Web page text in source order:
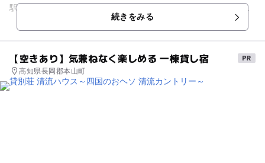
駅」のあった場所に位置し、北には四国最大の前方後円墳「富
田茶臼山古墳」に近接してい...続きをみる
【空きあり】気兼ねなく楽しめる 一棟貸し宿
高知県長岡郡本山町